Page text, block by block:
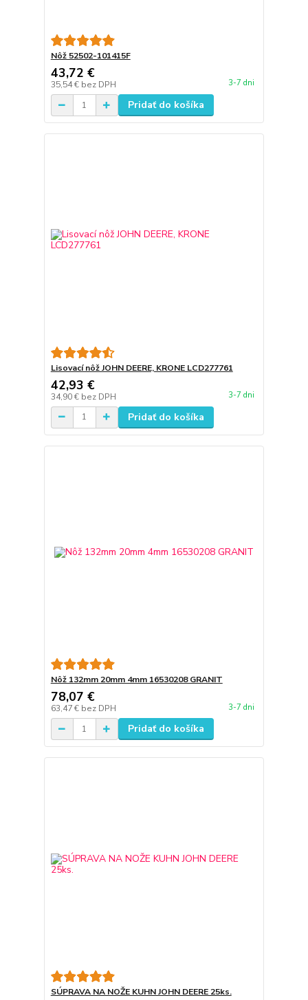
Nôž 52502-101415F
43,72 €
35,54 € bez DPH 3-7 dni
Pridať do košíka
Lisovací nôž JOHN DEERE, KRONE LCD277761
42,93 €
34,90 € bez DPH 3-7 dni
Pridať do košíka
Nôž 132mm 20mm 4mm 16530208 GRANIT
78,07 €
63,47 € bez DPH 3-7 dni
Pridať do košíka
SÚPRAVA NA NOŽE KUHN JOHN DEERE 25ks.